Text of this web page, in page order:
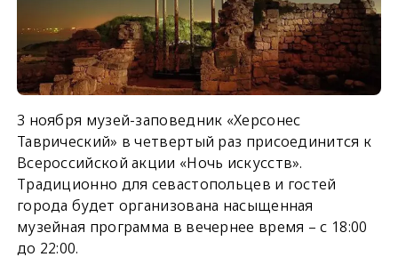
3 ноября музей-заповедник «Херсонес
Таврический» в четвертый раз присоединится к
Всероссийской акции «Ночь искусств».
Традиционно для севастопольцев и гостей
города будет организована насыщенная
музейная программа в вечернее время – с 18:00
до 22:00.